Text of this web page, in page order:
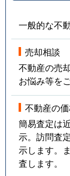
一般的な不
売却相談
不動産の売
お悩み等を
不動産の
簡易査定は
示。訪問査
示します。
査します。